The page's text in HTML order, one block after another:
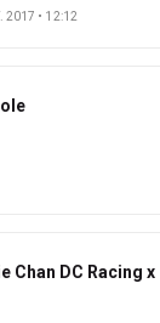
2017 • 12:12
Chan DC Racing x